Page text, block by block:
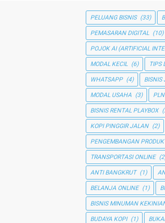
PELUANG BISNIS (33)
PEMASARAN DIGITAL (10)
POJOK AI (ARTIFICIAL
MODAL KECIL (6) TIPS
WHATSAPP (4) BISNIS
MODAL USAHA (3) PLN
BISNIS RENTAL PLAYBOX
KOPI PINGGIR JALAN (2)
PENGEMBANGAN PRODUK
TRANSPORTASI ONLINE
ANTI BANGKRUT (1)
BELANJA ONLINE (1)
BISNIS MINUMAN
BUDAYA KOPI (1)